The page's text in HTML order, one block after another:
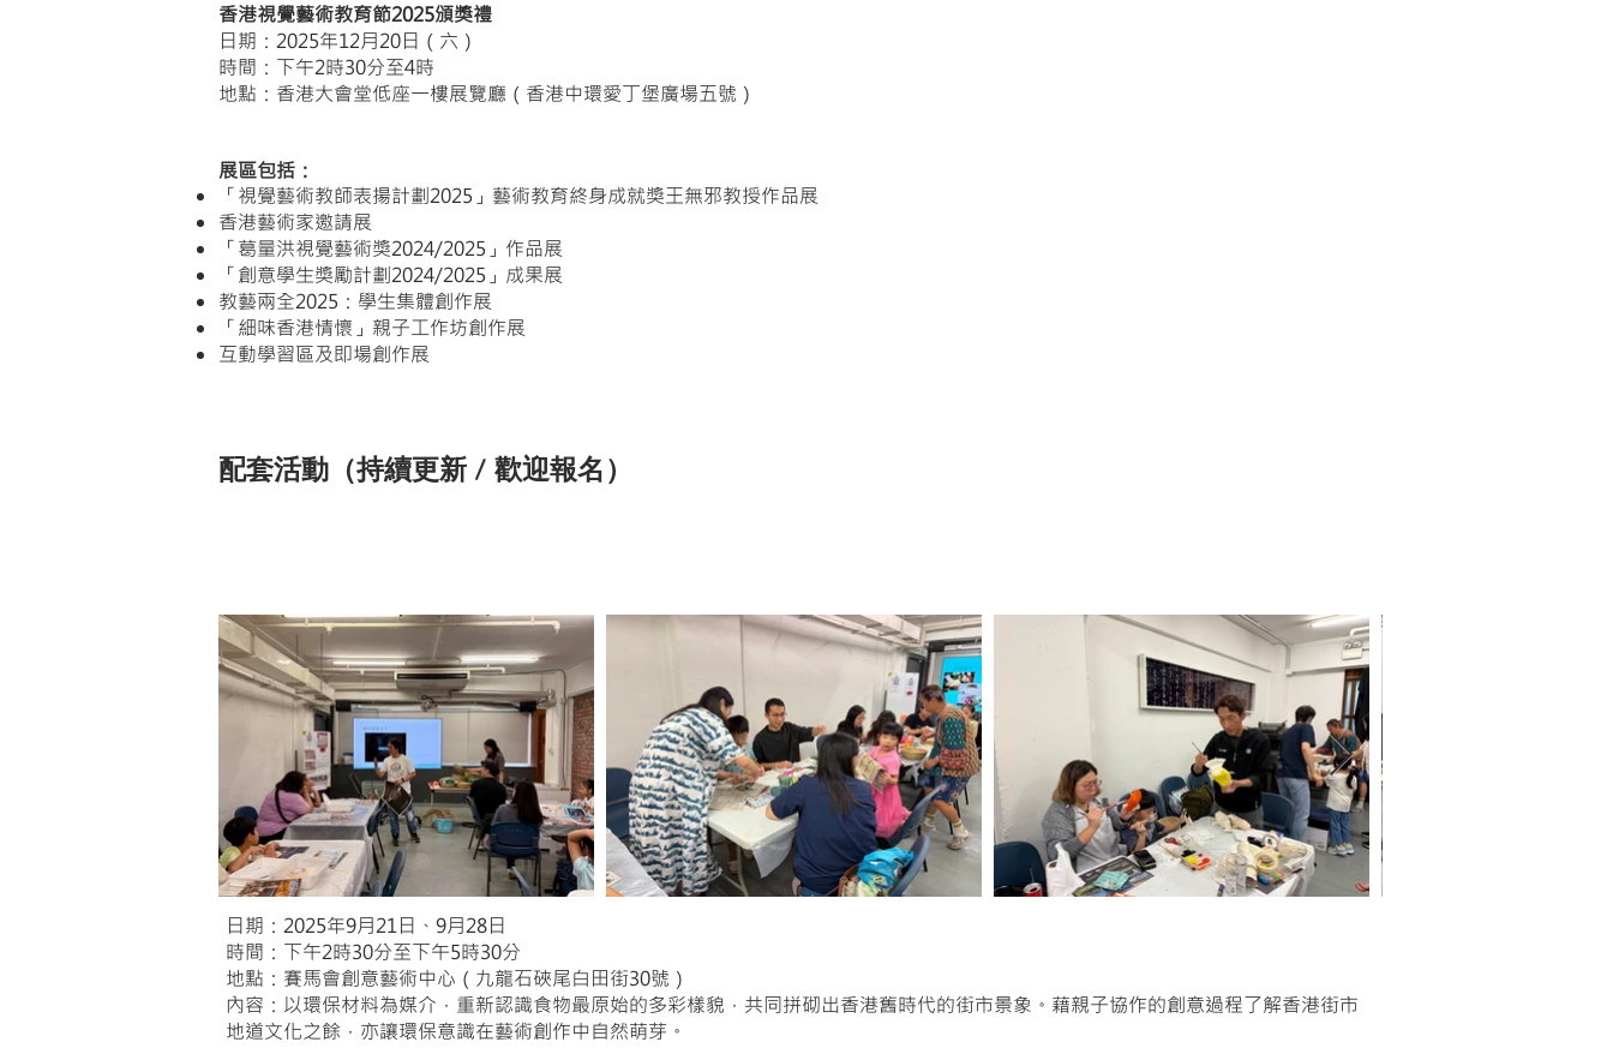
香港視覺藝術教育節2025頒獎禮
日期：2025年12月20日（六）
時間：下午2時30分至4時
地點：香港大會堂低座一樓展覽廳（香港中環愛丁堡廣場五號）
展區包括：
「視覺藝術教師表揚計劃2025」藝術教育終身成就獎王無邪教授作品展
​香港藝術家邀請展
「葛量洪視覺藝術獎2024/2025」作品展
「創意學生獎勵計劃2024/2025」成果展
教藝兩全2025：學生集體創作展
「細味香港情懷」親子工作坊創作展
互動學習區​​​​及即場創作展
​配套活動（持續更新 / 歡迎報名）
日期：2025年9月21日、9月28日
時間：下午2時30分至下午5時30分
地點：賽馬會創意藝術中心（九龍石硤尾白田街30號）
內容：以環保材料為媒介，重新認識食物最原始的多彩樣貌，共同拼砌出香港舊時代的街市景象。藉親子協作的創意過程了解香港街市
地道文化之餘，亦讓環保意識在藝術創作中自然萌芽。